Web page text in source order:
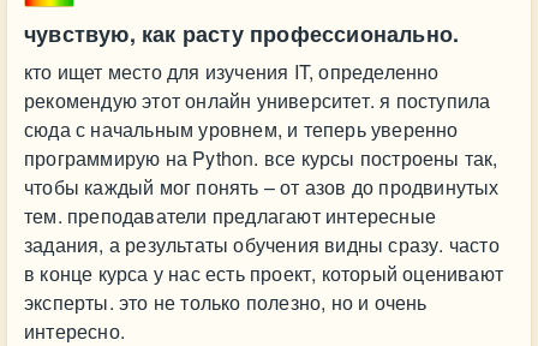
чувствую, как расту профессионально.
кто ищет место для изучения IT, определенно
рекомендую этот онлайн университет. я поступила
сюда с начальным уровнем, и теперь уверенно
программирую на Python. все курсы построены так,
чтобы каждый мог понять – от азов до продвинутых
тем. преподаватели предлагают интересные
задания, а результаты обучения видны сразу. часто
в конце курса у нас есть проект, который оценивают
эксперты. это не только полезно, но и очень
интересно.